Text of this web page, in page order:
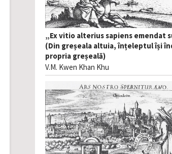
„Ex vitio alterius sapiens emendat
(Din greșeala altuia, înțeleptul își
propria greșeală)
V.M. Kwen Khan Khu